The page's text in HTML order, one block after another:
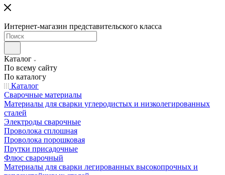
Интернет-магазин представительского класса
Каталог
По всему сайту
По каталогу
Каталог
Сварочные материалы
Материалы для сварки углеродистых и низколегированных
сталей
Электроды сварочные
Проволока сплошная
Проволока порошковая
Прутки присадочные
Флюс сварочный
Материалы для сварки легированных высокопрочных и